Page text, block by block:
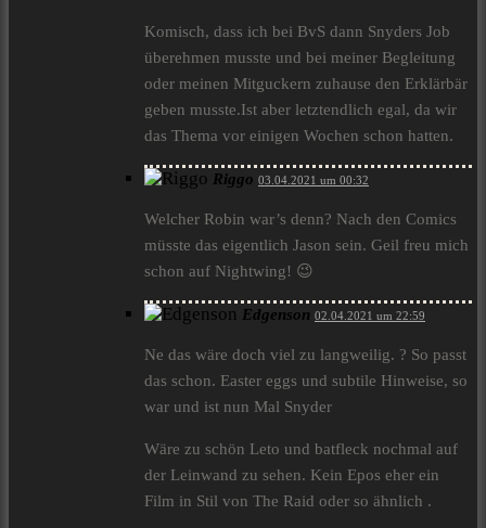
Komisch, dass ich bei BvS dann Snyders Job
überehmen musste und bei meiner Begleitung
oder meinen Mitguckern zuhause den Erklärbär
geben musste.Ist aber letztendlich egal, da wir
das Thema vor einigen Wochen schon hatten.
Riggo 03.04.2021 um 00:32
Welcher Robin war’s denn? Nach den Comics
müsste das eigentlich Jason sein. Geil freu mich
schon auf Nightwing! 😉
Edgenson 02.04.2021 um 22:59
Ne das wäre doch viel zu langweilig. ? So passt
das schon. Easter eggs und subtile Hinweise, so
war und ist nun Mal Snyder
Wäre zu schön Leto und batfleck nochmal auf
der Leinwand zu sehen. Kein Epos eher ein
Film in Stil von The Raid oder so ähnlich .